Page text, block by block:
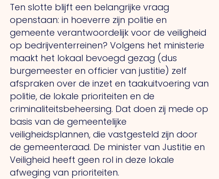
Ten slotte blijft een belangrijke vraag
openstaan: in hoeverre zijn politie en
gemeente verantwoordelijk voor de veiligheid
op bedrijventerreinen? Volgens het ministerie
maakt het lokaal bevoegd gezag (dus
burgemeester en officier van justitie) zelf
afspraken over de inzet en taakuitvoering van
politie, de lokale prioriteiten en de
criminaliteitsbeheersing. Dat doen zij mede op
basis van de gemeentelijke
veiligheidsplannen, die vastgesteld zijn door
de gemeenteraad. De minister van Justitie en
Veiligheid heeft geen rol in deze lokale
afweging van prioriteiten.